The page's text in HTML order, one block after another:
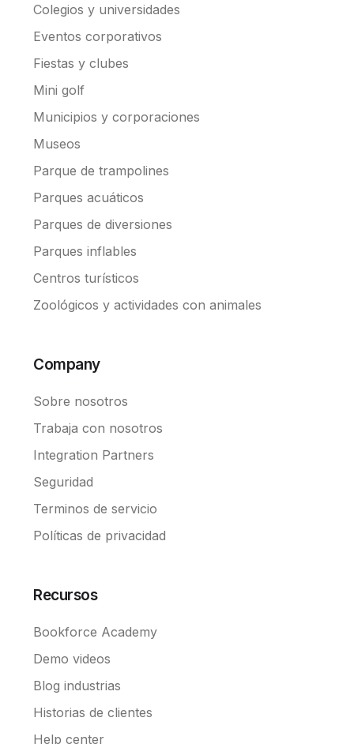
Colegios y universidades
Eventos corporativos
Fiestas y clubes
Mini golf
Municipios y corporaciones
Museos
Parque de trampolines
Parques acuáticos
Parques de diversiones
Parques inflables
Centros turísticos
Zoológicos y actividades con animales
Company
Sobre nosotros
Trabaja con nosotros
Integration Partners
Seguridad
Terminos de servicio
Políticas de privacidad
Recursos
Bookforce Academy
Demo videos
Blog industrias
Historias de clientes
Help center